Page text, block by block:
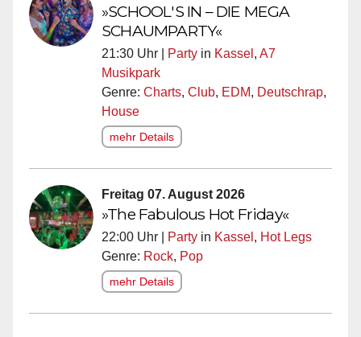
»SCHOOL'S IN – DIE MEGA
SCHAUMPARTY«
21:30 Uhr | Party in Kassel , A7
Musikpark
Genre: Charts, Club, EDM, Deutschrap,
House
mehr Details
Freitag 07. August 2026
»The Fabulous Hot Friday«
22:00 Uhr | Party in Kassel , Hot Legs
Genre: Rock, Pop
mehr Details